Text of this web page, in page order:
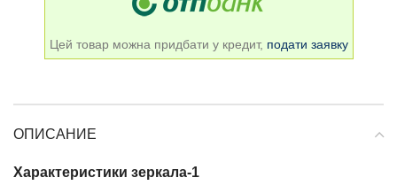
Цей товар можна придбати у кредит, подати заявку
ОПИСАНИЕ
Характеристики зеркала-1